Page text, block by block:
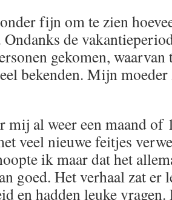
fijn om te zien
de
gekomen,
bekenden. Mijn
mij al weer een maand of
veel nieuwe feitjes
ik maar dat het
goed. Het verhaal zat er
en hadden leuke